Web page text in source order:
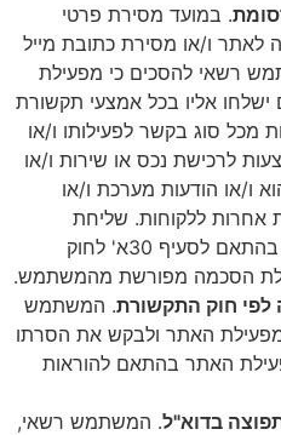
מסירת פרטי
כתובת מייל
כי מפעילת
בכל אמצעי תקשורת
לפעילותו ו/או
או שירות ו/או
מערכת ו/או
שליחת
הודעות פרסומת תתבצע בהתאם לסעיף 30א' לחוק
מהמשתמש.
. המשתמש
ולבקש את הסרתו
להוראות
. המשתמש רשאי,